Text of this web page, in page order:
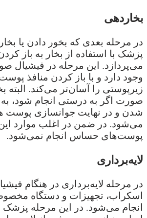
بخاردهی
در مرحله بعدی که بخور دادن یا
پزشک با استفاده از بخار به باز
می‌پردازد. این مرحله در فیشیال
وجود دارد و با باز کردن منافذ
زیرپوستی را آسان‌تر می‌کند.
صورت اگر به درستی انجام شود،
شدن و در نهایت جوانسازی پوست
می‌شود. در ضمن در اغلب موارد
پوست‌های حساس انجام نمی‌شود.
لایه‌برداری
در مرحله لایه‌برداری در هنگام
اسکراب، تجهیزات و دستگاه
انجام می‌شود. در این مرحله